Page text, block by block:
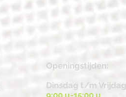
Openingstijden:
Dinsdag t/m Vrijdag
9:00 u-15:00 u